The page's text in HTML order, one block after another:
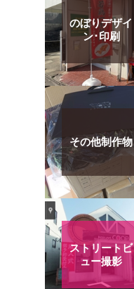
のぼりデザイ
ン･印刷
その他制作物
ストリートビ
ュー撮影